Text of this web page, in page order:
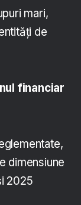
mari,
de
financiar
dimensiune
2025